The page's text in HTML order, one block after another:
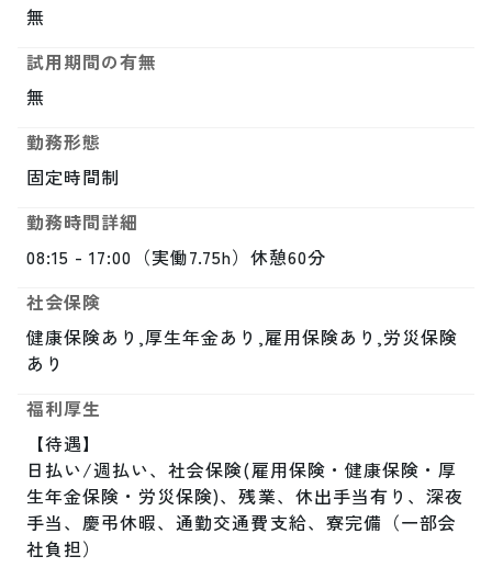
無
試用期間の有無
無
勤務形態
固定時間制
勤務時間詳細
08:15 - 17:00（実働7.75h）休憩60分
社会保険
健康保険あり,厚生年金あり,雇用保険あり,労災保険
あり
福利厚生
【待遇】
日払い/週払い、社会保険(雇用保険・健康保険・厚
生年金保険・労災保険)、残業、休出手当有り、深夜
手当、慶弔休暇、通勤交通費支給、寮完備（一部会
社負担）